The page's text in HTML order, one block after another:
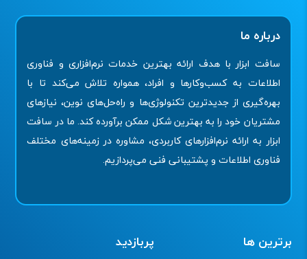
درباره ما
سافت ابزار با هدف ارائه بهترین خدمات نرم‌افزاری و فناوری
اطلاعات به کسب‌وکارها و افراد، همواره تلاش می‌کند تا با
بهره‌گیری از جدیدترین تکنولوژی‌ها و راه‌حل‌های نوین، نیازهای
مشتریان خود را به بهترین شکل ممکن برآورده کند. ما در سافت
ابزار به ارائه نرم‌افزارهای کاربردی، مشاوره در زمینه‌های مختلف
فناوری اطلاعات و پشتیبانی فنی می‌پردازیم.
برترین ها پربازدید